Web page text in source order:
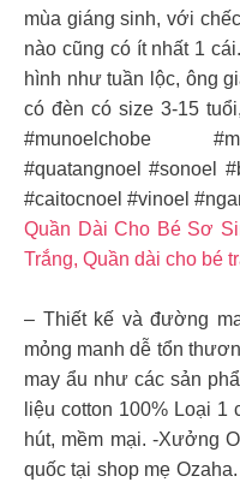
mùa giáng sinh, với
nào cũng có ít nhất 1
hình như tuần lộc, ông
có đèn có size 3-15
#munoelchobe
#quatangnoel #sonoel
#caitocnoel #vinoel
Quần Dài Cho Bé Sơ
Trắng, Quần dài cho bé
– Thiết kế và đường
mỏng manh dễ tổn
may ẩu như các sản
liệu cotton 100% Loại 1
hút, mềm mại. -Xưởng
quốc tại shop mẹ